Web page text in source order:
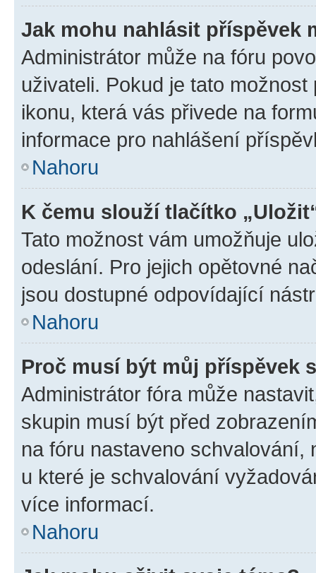
Jak mohu nahlásit příspěvek
Administrátor může na fóru
uživateli. Pokud je tato
ikonu, která vás přivede na
informace pro nahlášení
Nahoru
K čemu slouží tlačítko
Tato možnost vám umožňuje
odeslání. Pro jejich opětovné
jsou dostupné odpovídající
Nahoru
Proč musí být můj příspěvek
Administrátor fóra může
skupin musí být před
na fóru nastaveno schvalování,
u které je schvalování
více informací.
Nahoru